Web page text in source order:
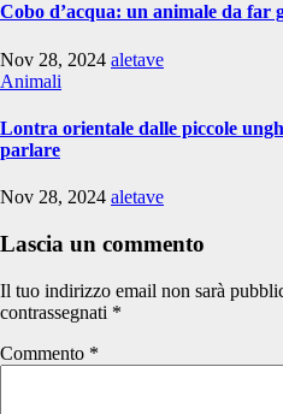
Cobo d’acqua: un animale da far
Nov 28, 2024 aletave
Animali
Lontra orientale dalle piccole
parlare
Nov 28, 2024 aletave
Lascia un commento
Il tuo indirizzo email non sarà
contrassegnati *
Commento *